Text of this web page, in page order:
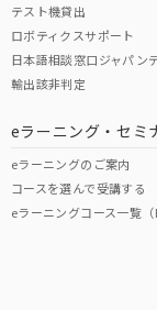
テスト機貸出
ロボティクスサポート
日本語相談窓口ジャパン
輸出該非判定
eラーニング・セミ
eラーニングのご案内
コースを選んで受講する
eラーニングコース一覧（